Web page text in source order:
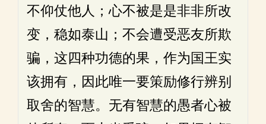
不仰仗他人；心不被是是非非所改
变，稳如泰山；不会遭受恶友所欺
骗，这四种功德的果，作为国王实
该拥有，因此唯一要策励修行辨别
取舍的智慧。无有智慧的愚者心被